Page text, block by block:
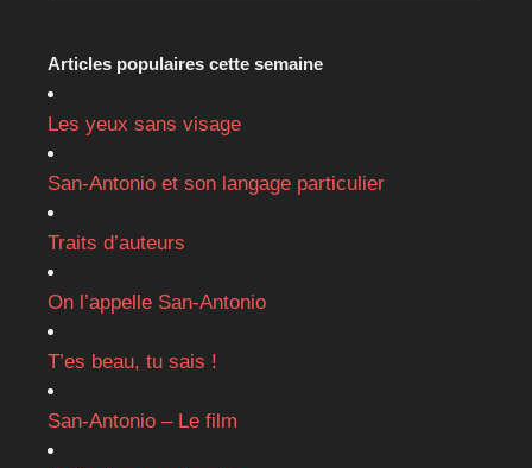
Articles populaires cette semaine
Les yeux sans visage
San-Antonio et son langage particulier
Traits d’auteurs
On l’appelle San-Antonio
T’es beau, tu sais !
San-Antonio – Le film